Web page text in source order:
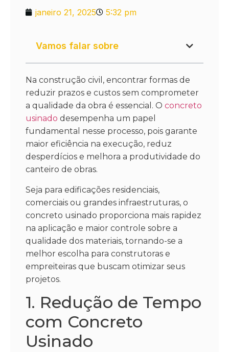
janeiro 21, 2025 5:32 pm
Vamos falar sobre
Na construção civil, encontrar formas de
reduzir prazos e custos sem comprometer
a qualidade da obra é essencial. O concreto
usinado desempenha um papel
fundamental nesse processo, pois garante
maior eficiência na execução, reduz
desperdícios e melhora a produtividade do
canteiro de obras.
Seja para edificações residenciais,
comerciais ou grandes infraestruturas, o
concreto usinado proporciona mais rapidez
na aplicação e maior controle sobre a
qualidade dos materiais, tornando-se a
melhor escolha para construtoras e
empreiteiras que buscam otimizar seus
projetos.
1. Redução de Tempo
com Concreto
Usinado